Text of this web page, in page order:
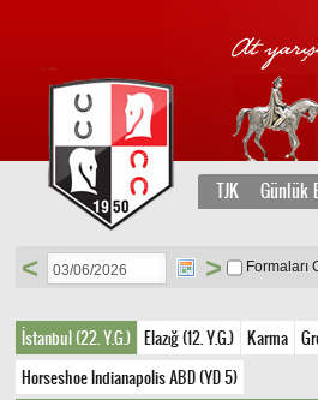
TJK Günlük
< > Formaları
İstanbul (22. Y.G.) Elazığ (12. Y.G.) Karma
Horseshoe Indianapolis ABD (YD 5)